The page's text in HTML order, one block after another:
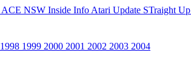
ACE NSW Inside Info Atari Update STraight Up
1998 1999 2000 2001 2002 2003 2004